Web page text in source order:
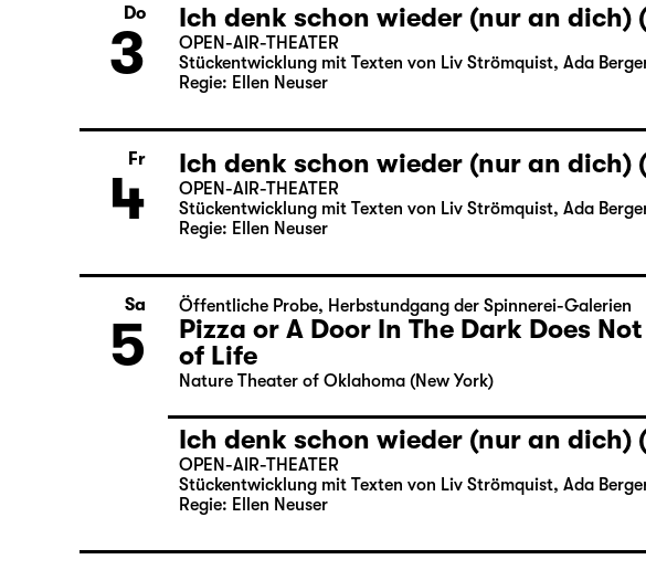
Do
3
Ich denk schon wieder (nur an dich)
OPEN-AIR-THEATER
Stückentwicklung mit Texten von Liv Strömquist, Ada
Regie: Ellen Neuser
Fr
4
Ich denk schon wieder (nur an dich)
OPEN-AIR-THEATER
Stückentwicklung mit Texten von Liv Strömquist, Ada
Regie: Ellen Neuser
Sa
5
Öffentliche Probe, Herbstundgang der Spinnerei-Galerien
Pizza or A Door In The Dark Does
of Life
Nature Theater of Oklahoma (New York)
Ich denk schon wieder (nur an dich)
OPEN-AIR-THEATER
Stückentwicklung mit Texten von Liv Strömquist, Ada
Regie: Ellen Neuser